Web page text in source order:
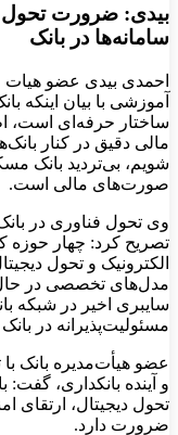
بیدی: ضرورت تحول
سامانه‌ها در بانک
احمدی بیدی عضو هیات
ساختار حرفه‌ای است،
مالی دقیق در کنار
شویم، بی‌تردید بانک
صورت‌های مالی است.
وی تحول فناوری در
تصریح کرد: چهار حوزه
الکترونیک و تحول
مدل‌های تخصصی در
سایبری اخیر در شبکه
مسئولیت‌پذیرانه در
عضو هیأت‌مدیره بانک
و آینده بانکداری،
تحول دیجیتال، ارتقای
ضرورت دارد.